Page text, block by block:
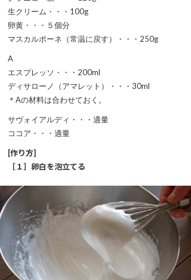
生クリーム・・・100g
卵黄・・・５個分
マスカルポーネ（常温に戻す）・・・250g
A
エスプレッソ・・・200ml
ディサローノ（アマレット）・・・30ml
＊Aの材料は合わせておく。
サヴォイアルディ・・・適量
ココア・・・適量
[作り方]
［１］ 卵白を泡立てる